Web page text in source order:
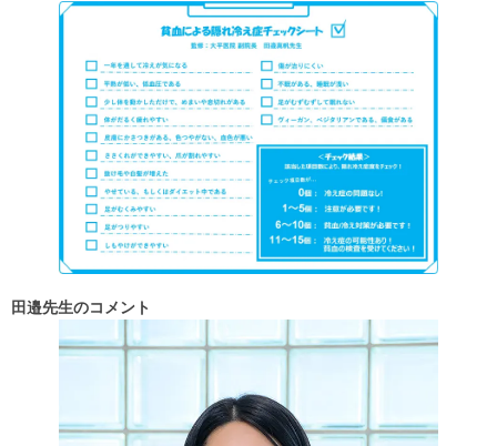
田邉先生のコメント